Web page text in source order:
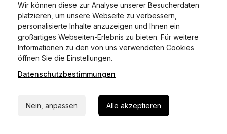
Wir können diese zur Analyse unserer Besucherdaten
platzieren, um unsere Webseite zu verbessern,
personalisierte Inhalte anzuzeigen und Ihnen ein
großartiges Webseiten-Erlebnis zu bieten. Für weitere
Informationen zu den von uns verwendeten Cookies
öffnen Sie die Einstellungen.
Datenschutzbestimmungen
Nein, anpassen Alle akzeptieren
Ein Internetverfahren, mit dem du Fahrzeuge anmelden,
ummelden oder abmelden kannst – inklusive Dateneingabe,
Dokumentprüfung und Bezahlung.
Welche Vorteile gibt es?
Zeitersparnis, flexible Durchführung, kein Besuch der
Behörde notwendig.
Welche Unterlagen werden benötigt?
Fahrzeugbrief, Fahrzeugschein, Ausweis oder Reisepass,
Versicherungsnachweis, falls erforderlich TÜV-Bericht.
Die Prozesse laufen über gesicherte Verbindungen mit